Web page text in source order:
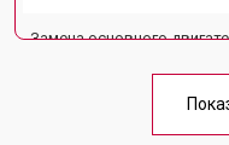
Замена основного
Замена платы управления